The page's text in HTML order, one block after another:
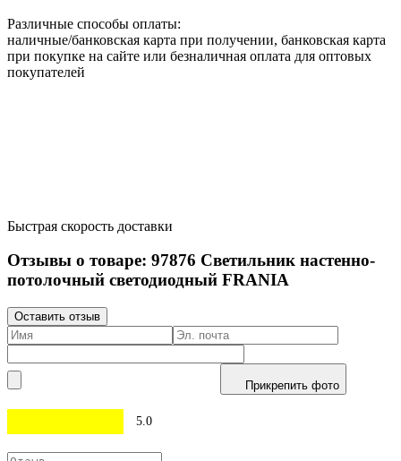
Различные способы оплаты:
наличные/банковская карта при получении, банковская карта
при покупке на сайте или безналичная оплата для оптовых
покупателей
Быстрая скорость доставки
Отзывы о товаре: 97876 Светильник настенно-
потолочный светодиодный FRANIA
Оставить отзыв
Прикрепить фото
5.0